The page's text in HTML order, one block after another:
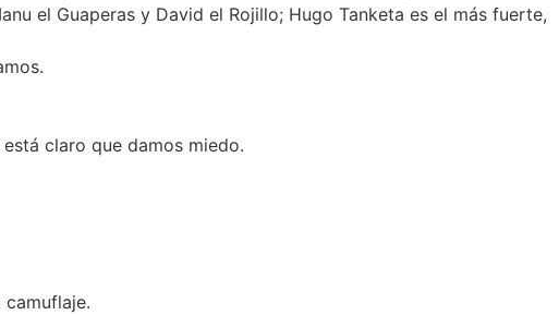
el Guaperas y David el Rojillo; Hugo Tanketa es el más fuerte,
claro que damos miedo.